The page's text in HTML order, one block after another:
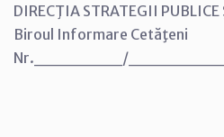
DIRECŢIA STRATEGII PUBLICE
Biroul Informare Cetăţeni
Nr._______/